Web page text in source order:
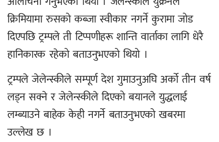
क्रिमियामा रुसको कब्जा स्वीकार नगर्ने कुरामा जोड
दिएपछि ट्रम्पले ती टिप्पणीहरू शान्ति वार्ताका लागि धेरै
हानिकारक रहेको बताउनुभएको थियो ।
ट्रम्पले जेलेन्स्कीले सम्पूर्ण देश गुमाउनुअघि अर्को तीन वर्ष
लड्न सक्ने र जेलेन्स्कीले दिएको बयानले युद्धलाई
लम्ब्याउने बाहेक केही नगर्ने बताउनुभएको खबरमा
उल्लेख छ ।